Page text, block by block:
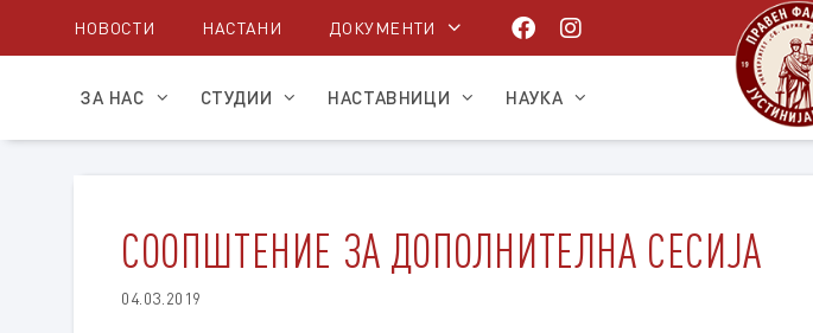
НОВОСТИ НАСТАНИ ДОКУМЕНТИ
ЗА НАС СТУДИИ НАСТАВНИЦИ НАУКА
СООПШТЕНИЕ ЗА ДОПОЛНИТЕЛНА СЕСИЈА
04.03.2019